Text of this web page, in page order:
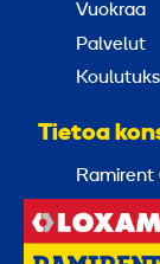
Vuokraa
Palvelut
Tietoa
Ramirent